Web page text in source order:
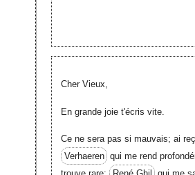
Cher Vieux,
En grande joie t'écris vite.
Ce ne sera pas si mauvais; ai
Verhaeren qui me rend